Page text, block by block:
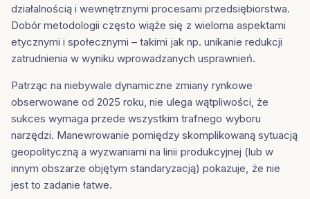
5. Hoshin Kanri –
Kaskadowanie
strategii kryzysowej
działalnością i wewnętrznymi procesami przedsiębiorstwa.
Dobór metodologii często wiąże się z wieloma aspektami
etycznymi i społecznymi – takimi jak np. unikanie redukcji
zatrudnienia w wyniku wprowadzanych usprawnień.
Patrząc na niebywale dynamiczne zmiany rynkowe
obserwowane od 2025 roku, nie ulega wątpliwości, że
sukces wymaga przede wszystkim trafnego wyboru
narzędzi. Manewrowanie pomiędzy skomplikowaną sytuacją
geopolityczną a wyzwaniami na linii produkcyjnej (lub w
innym obszarze objętym standaryzacją) pokazuje, że nie
jest to zadanie łatwe.